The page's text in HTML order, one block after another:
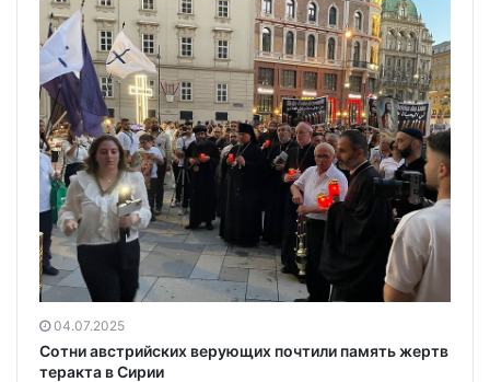
04.07.2025
Сотни австрийских верующих почтили память жертв
теракта в Сирии